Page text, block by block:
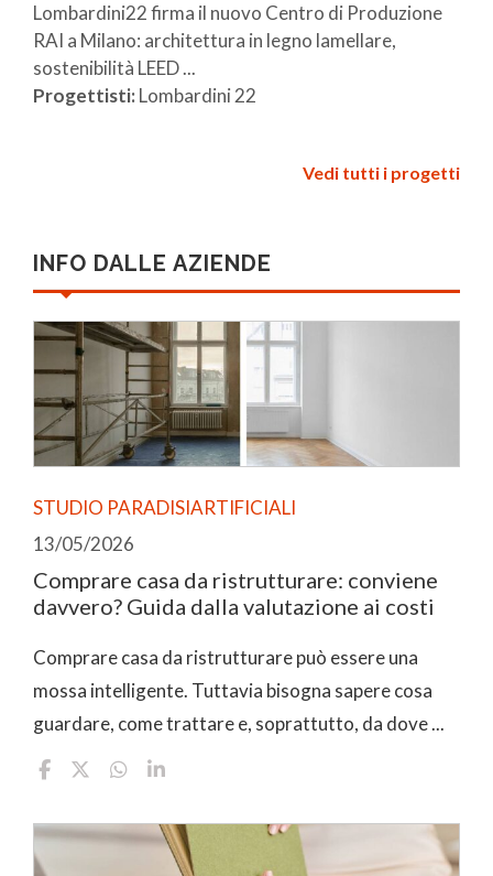
Lombardini22 firma il nuovo Centro di Produzione
RAI a Milano: architettura in legno lamellare,
sostenibilità LEED ...
Progettisti: Lombardini 22
Vedi tutti i progetti
INFO DALLE AZIENDE
STUDIO PARADISIARTIFICIALI
13/05/2026
Comprare casa da ristrutturare: conviene
davvero? Guida dalla valutazione ai costi
Comprare casa da ristrutturare può essere una
mossa intelligente. Tuttavia bisogna sapere cosa
guardare, come trattare e, soprattutto, da dove ...